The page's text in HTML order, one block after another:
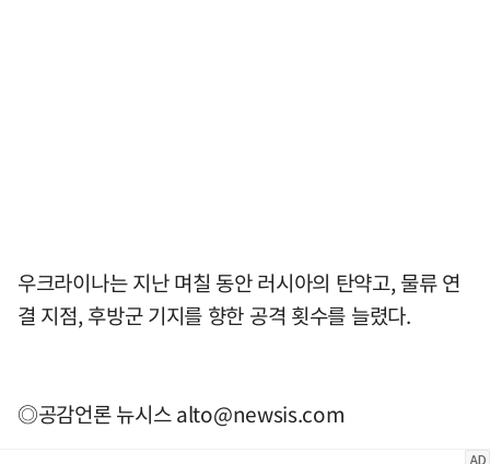
우크라이나는 지난 며칠 동안 러시아의 탄약고, 물류 연
결 지점, 후방군 기지를 향한 공격 횟수를 늘렸다.
◎공감언론 뉴시스alto@newsis.com